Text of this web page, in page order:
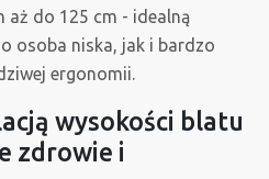
aż do 125 cm - idealną
osoba niska, jak i bardzo
ergonomii.
wysokości blatu
zdrowie i